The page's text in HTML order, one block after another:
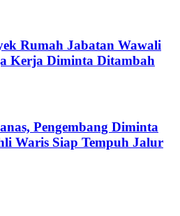
Rumah Jabatan Wawali
Kerja Diminta Ditambah
Pengembang Diminta
Waris Siap Tempuh Jalur